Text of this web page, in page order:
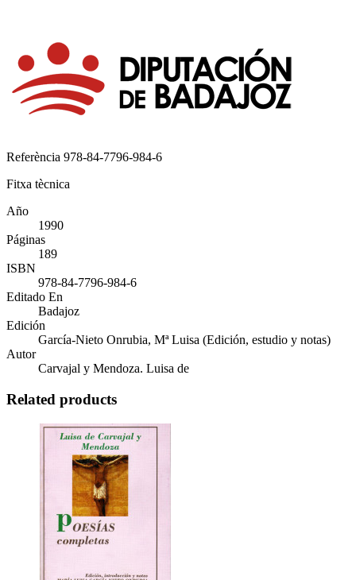
Referència 978-84-7796-984-6
Fitxa tècnica
Año
1990
Páginas
189
ISBN
978-84-7796-984-6
Editado En
Badajoz
Edición
García-Nieto Onrubia, Mª Luisa (Edición, estudio y notas)
Autor
Carvajal y Mendoza. Luisa de
Related products